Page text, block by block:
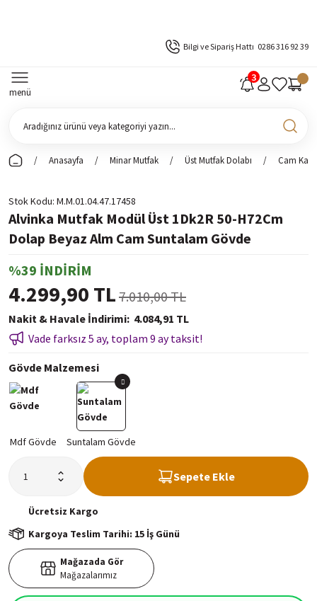
Bilgi ve Sipariş Hattı 0286 316 92 39
menü
Anasayfa Minar Mutfak Üst Mutfak Dolabı Cam
Stok Kodu M.M.01.04.47.17458
Alvinka Mutfak Modül Üst 1Dk2R 50-H72Cm
Dolap Beyaz Alm Cam Suntalam Gövde
%39 İNDİRİM
4.299,90 TL 7.010,00 TL
Nakit & Havale İndirimi 4.084,91 TL
Vade farksız 5 ay, toplam 9 ay taksit!
Gövde Malzemesi
Sepete Ekle
Ücretsiz Kargo
Kargoya Teslim Tarihi: 15 İş Günü
Mağazada Gör
Mağazalarımız